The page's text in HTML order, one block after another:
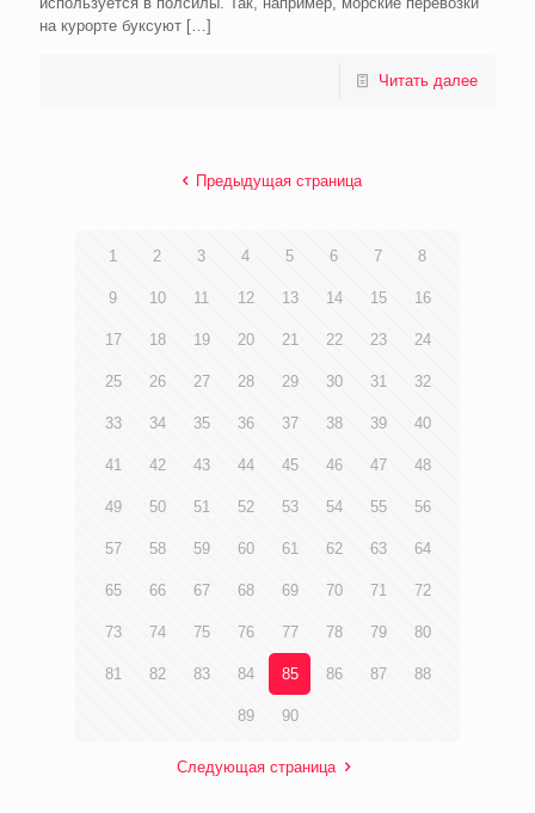
на курорте буксуют […]
Читать далее
Предыдущая страница
1 2 3 4 5 6 7 8
9 10 11 12 13 14 15 16
17 18 19 20 21 22 23 24
25 26 27 28 29 30 31 32
33 34 35 36 37 38 39 40
41 42 43 44 45 46 47 48
49 50 51 52 53 54 55 56
57 58 59 60 61 62 63 64
65 66 67 68 69 70 71 72
73 74 75 76 77 78 79 80
81 82 83 84 85 86 87 88
89 90
Следующая страница